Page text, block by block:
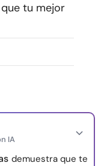
Publicidad con
reservados.
tu mejor
IA
demuestra que te